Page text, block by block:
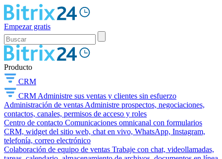
Empezar gratis
Producto
CRM
CRM Administre sus ventas y clientes sin esfuerzo
Administración de ventas Administre prospectos, negociaciones,
contactos, canales, permisos de acceso y roles
Centro de contacto Comunicaciones omnicanal con formularios
CRM, widget del sitio web, chat en vivo, WhatsApp, Instagram,
telefonía, correo electrónico
Colaboración de equipo de ventas Trabaje con chat, videollamadas,